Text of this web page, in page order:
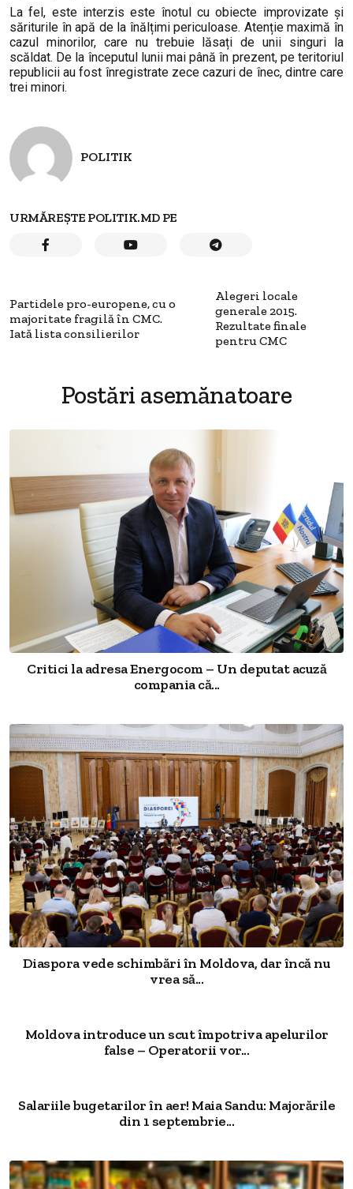
La fel, este interzis este înotul cu obiecte improvizate și
săriturile în apă de la înălțimi periculoase. Atenție maximă în
cazul minorilor, care nu trebuie lăsați de unii singuri la
scăldat. De la începutul lunii mai până în prezent, pe teritoriul
republicii au fost înregistrate zece cazuri de înec, dintre care
trei minori.
POLITIK
URMĂREȘTE POLITIK.MD PE
Partidele pro-europene, cu o
majoritate fragilă în CMC.
Iată lista consilierilor
Alegeri locale
generale 2015.
Rezultate finale
pentru CMC
Postări asemănatoare
Critici la adresa Energocom – Un deputat acuză
compania că...
Diaspora vede schimbări în Moldova, dar încă nu
vrea să...
Moldova introduce un scut împotriva apelurilor
false – Operatorii vor...
Salariile bugetarilor în aer! Maia Sandu: Majorările
din 1 septembrie...